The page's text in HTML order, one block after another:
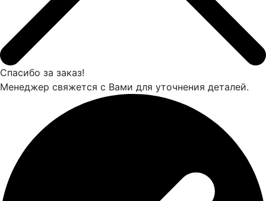
Спасибо за заказ!
Менеджер свяжется с Вами для уточнения деталей.